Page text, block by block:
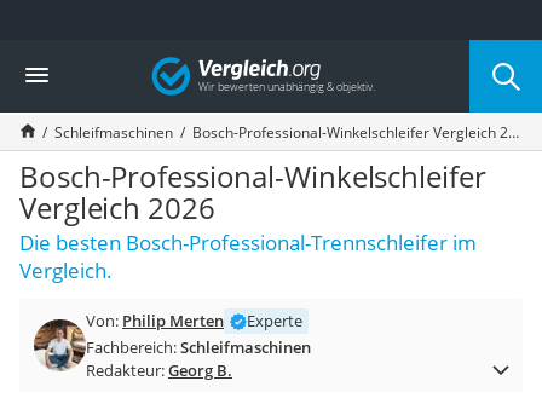
Die beliebtesten Vergleiche nach Kategorie
Baumarkt
Tresor feuerfest
Makita-Akku-Rasenmäher
Kappsäge
Smartes Türschloss
Akku-Rasentrimmer
Feuchtigkeitsmessgerät
Split-Klimaanlage 2 Innengeräte
Bohrmaschine
Tiefbrunnenpumpe
Vergleich
Schleifmaschinen Bosch-Professional-Winkelschleifer Vergleich 2026
Bosch-Professional-Winkelschleifer
Vergleich 2026
Die besten Bosch-Professional-Trennschleifer im
Vergleich.
Von: Philip Merten
Experte
Fachbereich:Schleifmaschinen
Redakteur:Georg B.